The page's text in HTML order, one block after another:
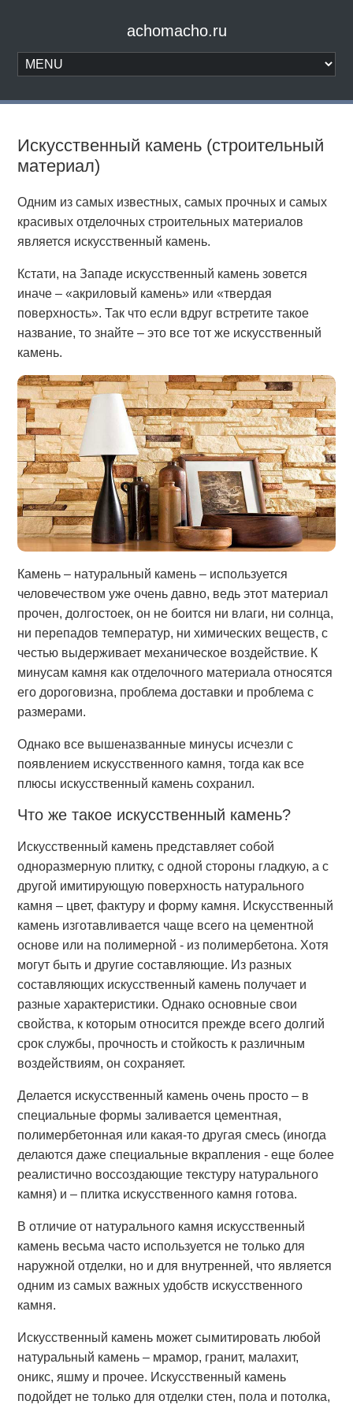
achomacho.ru
Искусственный камень (строительный
материал)
Одним из самых известных, самых прочных и самых
красивых отделочных строительных материалов
является искусственный камень.
Кстати, на Западе искусственный камень зовется
иначе – «акриловый камень» или «твердая
поверхность». Так что если вдруг встретите такое
название, то знайте – это все тот же искусственный
камень.
Камень – натуральный камень – используется
человечеством уже очень давно, ведь этот материал
прочен, долгостоек, он не боится ни влаги, ни солнца,
ни перепадов температур, ни химических веществ, с
честью выдерживает механическое воздействие. К
минусам камня как отделочного материала относятся
его дороговизна, проблема доставки и проблема с
размерами.
Однако все вышеназванные минусы исчезли с
появлением искусственного камня, тогда как все
плюсы искусственный камень сохранил.
Что же такое искусственный камень?
Искусственный камень представляет собой
одноразмерную плитку, с одной стороны гладкую, а с
другой имитирующую поверхность натурального
камня – цвет, фактуру и форму камня. Искусственный
камень изготавливается чаще всего на цементной
основе или на полимерной - из полимербетона. Хотя
могут быть и другие составляющие. Из разных
составляющих искусственный камень получает и
разные характеристики. Однако основные свои
свойства, к которым относится прежде всего долгий
срок службы, прочность и стойкость к различным
воздействиям, он сохраняет.
Делается искусственный камень очень просто – в
специальные формы заливается цементная,
полимербетонная или какая-то другая смесь (иногда
делаются даже специальные вкрапления - еще более
реалистично воссоздающие текстуру натурального
камня) и – плитка искусственного камня готова.
В отличие от натурального камня искусственный
камень весьма часто используется не только для
наружной отделки, но и для внутренней, что является
одним из самых важных удобств искусственного
камня.
Искусственный камень может сымитировать любой
натуральный камень – мрамор, гранит, малахит,
оникс, яшму и прочее. Искусственный камень
подойдет не только для отделки стен, пола и потолка,